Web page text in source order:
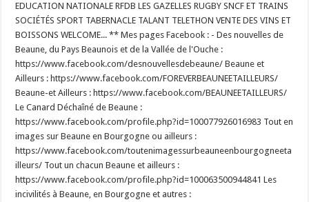
EDUCATION NATIONALE RFDB LES GAZELLES RUGBY SNCF ET TRAINS
SOCIÉTÉS SPORT TABERNACLE TALANT TELETHON VENTE DES VINS ET
BOISSONS WELCOME... ** Mes pages Facebook : - Des nouvelles de
Beaune, du Pays Beaunois et de la Vallée de l'Ouche :
https://www.facebook.com/desnouvellesdebeaune/ Beaune et
Ailleurs : https://www.facebook.com/FOREVERBEAUNEETAILLEURS/
Beaune-et Ailleurs : https://www.facebook.com/BEAUNEETAILLEURS/
Le Canard Déchaîné de Beaune :
https://www.facebook.com/profile.php?id=100077926016983 Tout en
images sur Beaune en Bourgogne ou ailleurs :
https://www.facebook.com/toutenimagessurbeauneenbourgogneeta
illeurs/ Tout un chacun Beaune et ailleurs :
https://www.facebook.com/profile.php?id=100063500944841 Les
incivilités à Beaune, en Bourgogne et autres :